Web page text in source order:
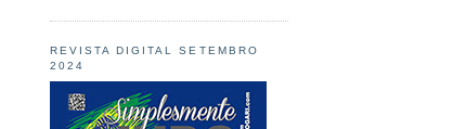
REVISTA DIGITAL SETEMBRO
2024